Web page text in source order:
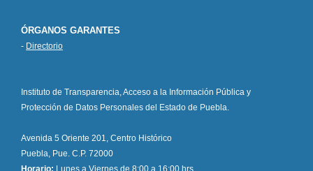
ÓRGANOS GARANTES
- Directorio
Instituto de Transparencia, Acceso a la Información Pública y
Protección de Datos Personales del Estado de Puebla.
Avenida 5 Oriente 201, Centro Histórico
Puebla, Pue. C.P. 72000